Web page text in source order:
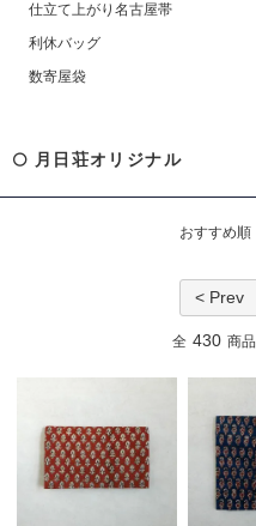
仕立て上がり名古屋帯
利休バッグ
数寄屋袋
🌕 月日荘オリジナル
おすすめ順
< Prev
全 430 商品